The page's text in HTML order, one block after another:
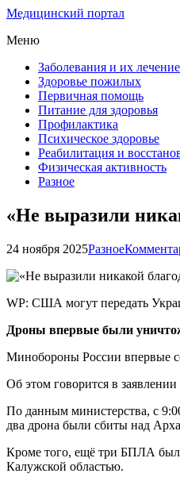
Медицинский портал
Меню
Заболевания и их лечение
Здоровье пожилых
Первичная помощь
Питание для здоровья
Профилактика
Психическое здоровье
Реабилитация и
Физическая активность
Разное
«Не выразили
24 ноября 2025Разное
WP: США могут передать
Дроны впервые были
Минобороны России впервые
Об этом говорится в
По данным министерства, с
два дрона были сбиты над
Кроме того, ещё три БПЛА
Калужской областью.